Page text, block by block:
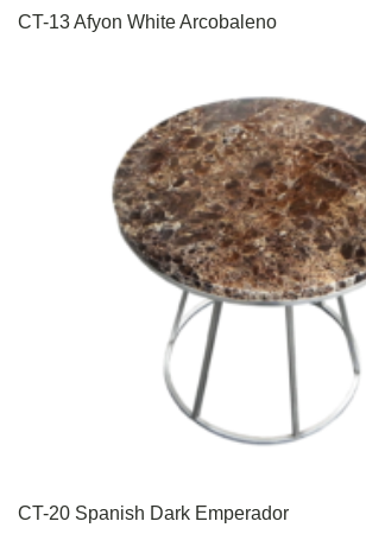
CT-13 Afyon White Arcobaleno
CT-20 Spanish Dark Emperador